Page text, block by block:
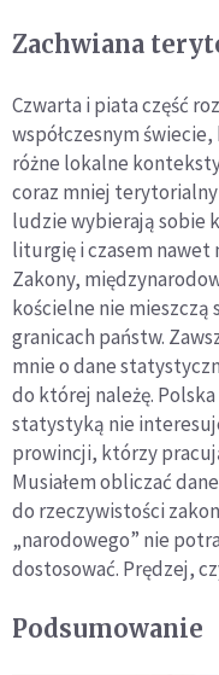
Zachwiana
Czwarta i piata część
współczesnym
różne lokalne
coraz mniej
ludzie wybierają sobie
liturgię i czasem nawet
Zakony,
kościelne nie mieszczą
granicach państw.
mnie o dane
do której należę.
statystyką nie
prowincji, którzy
Musiałem obliczać
do rzeczywistości
„narodowego” nie
dostosować. Prędzej,
Podsumowanie